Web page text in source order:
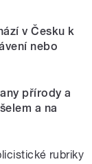
v Česku k
nebo
přírody a
a na
rubriky